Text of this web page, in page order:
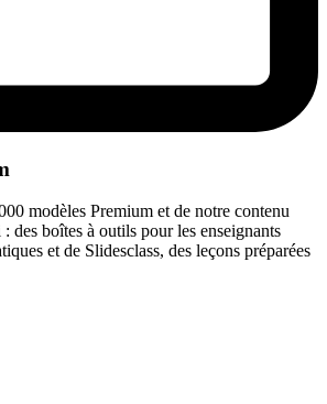
modèles Premium et de notre contenu
des boîtes à outils pour les enseignants
et de Slidesclass, des leçons préparées